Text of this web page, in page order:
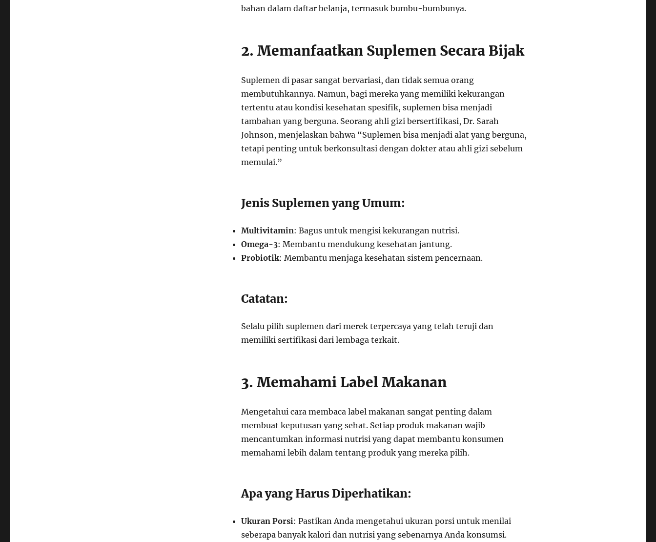
bahan dalam daftar belanja, termasuk bumbu-bumbunya.
2. Memanfaatkan Suplemen Secara Bijak
Suplemen di pasar sangat bervariasi, dan tidak semua orang
membutuhkannya. Namun, bagi mereka yang memiliki kekurangan
tertentu atau kondisi kesehatan spesifik, suplemen bisa menjadi
tambahan yang berguna. Seorang ahli gizi bersertifikasi, Dr. Sarah
Johnson, menjelaskan bahwa “Suplemen bisa menjadi alat yang berguna,
tetapi penting untuk berkonsultasi dengan dokter atau ahli gizi sebelum
memulai.”
Jenis Suplemen yang Umum:
Multivitamin: Bagus untuk mengisi kekurangan nutrisi.
Omega-3: Membantu mendukung kesehatan jantung.
Probiotik: Membantu menjaga kesehatan sistem pencernaan.
Catatan:
Selalu pilih suplemen dari merek terpercaya yang telah teruji dan
memiliki sertifikasi dari lembaga terkait.
3. Memahami Label Makanan
Mengetahui cara membaca label makanan sangat penting dalam
membuat keputusan yang sehat. Setiap produk makanan wajib
mencantumkan informasi nutrisi yang dapat membantu konsumen
memahami lebih dalam tentang produk yang mereka pilih.
Apa yang Harus Diperhatikan:
Ukuran Porsi: Pastikan Anda mengetahui ukuran porsi untuk menilai
seberapa banyak kalori dan nutrisi yang sebenarnya Anda konsumsi.